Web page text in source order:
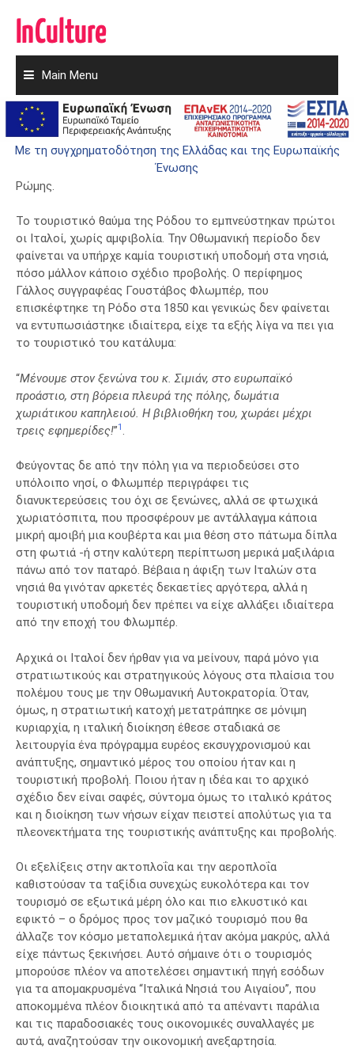
to
content
Main Menu
Με τη συγχρηματοδότηση της Ελλάδας και της Ευρωπαϊκής
Ένωσης
Το ελάφι και η λύκαινα
10 Απριλίου 2019 Admin
Ελάφι, το σύμβολο της Ρόδου, και λύκαινα, το σύμβολο της
Ρώμης.
Το τουριστικό θαύμα της Ρόδου το εμπνεύστηκαν πρώτοι
οι Ιταλοί, χωρίς αμφιβολία. Την Οθωμανική περίοδο δεν
φαίνεται να υπήρχε καμία τουριστική υποδομή στα νησιά,
πόσο μάλλον κάποιο σχέδιο προβολής. Ο περίφημος
Γάλλος συγγραφέας Γουστάβος Φλωμπέρ, που
επισκέφτηκε τη Ρόδο στα 1850 και γενικώς δεν φαίνεται
να εντυπωσιάστηκε ιδιαίτερα, είχε τα εξής λίγα να πει για
το τουριστικό του κατάλυμα:
“Μένουμε στον ξενώνα του κ. Σιμιάν, στο ευρωπαϊκό
προάστιο, στη βόρεια πλευρά της πόλης, δωμάτια
χωριάτικου καπηλειού. Η βιβλιοθήκη του, χωράει μέχρι
τρεις εφημερίδες!”1
Φεύγοντας δε από την πόλη για να περιοδεύσει στο
υπόλοιπο νησί, ο Φλωμπέρ περιγράφει τις
διανυκτερεύσεις του όχι σε ξενώνες, αλλά σε φτωχικά
χωριατόσπιτα, που προσφέρουν με αντάλλαγμα κάποια
μικρή αμοιβή μια κουβέρτα και μια θέση στο πάτωμα δίπλα
στη φωτιά -ή στην καλύτερη περίπτωση μερικά μαξιλάρια
πάνω από τον παταρό. Βέβαια η άφιξη των Ιταλών στα
νησιά θα γινόταν αρκετές δεκαετίες αργότερα, αλλά η
τουριστική υποδομή δεν πρέπει να είχε αλλάξει ιδιαίτερα
από την εποχή του Φλωμπέρ.
Αρχικά οι Ιταλοί δεν ήρθαν για να μείνουν, παρά μόνο για
στρατιωτικούς και στρατηγικούς λόγους στα πλαίσια του
πολέμου τους με την Οθωμανική Αυτοκρατορία. Όταν,
όμως, η στρατιωτική κατοχή μετατράπηκε σε μόνιμη
κυριαρχία, η ιταλική διοίκηση έθεσε σταδιακά σε
λειτουργία ένα πρόγραμμα ευρέος εκσυγχρονισμού και
ανάπτυξης, σημαντικό μέρος του οποίου ήταν και η
τουριστική προβολή. Ποιου ήταν η ιδέα και το αρχικό
σχέδιο δεν είναι σαφές, σύντομα όμως το ιταλικό κράτος
και η διοίκηση των νήσων είχαν πειστεί απολύτως για τα
πλεονεκτήματα της τουριστικής ανάπτυξης και προβολής.
Οι εξελίξεις στην ακτοπλοΐα και την αεροπλοΐα
καθιστούσαν τα ταξίδια συνεχώς ευκολότερα και τον
τουρισμό σε εξωτικά μέρη όλο και πιο ελκυστικό και
εφικτό – ο δρόμος προς τον μαζικό τουρισμό που θα
άλλαζε τον κόσμο μεταπολεμικά ήταν ακόμα μακρύς, αλλά
είχε πάντως ξεκινήσει. Αυτό σήμαινε ότι ο τουρισμός
μπορούσε πλέον να αποτελέσει σημαντική πηγή εσόδων
για τα απομακρυσμένα “Ιταλικά Νησιά του Αιγαίου”, που
αποκομμένα πλέον διοικητικά από τα απέναντι παράλια
και τις παραδοσιακές τους οικονομικές συναλλαγές με
αυτά, αναζητούσαν την οικονομική ανεξαρτησία.